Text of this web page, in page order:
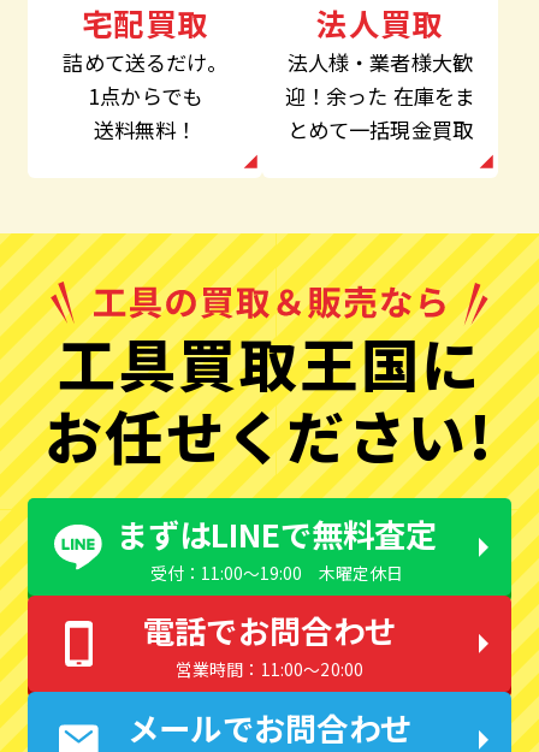
宅配買取
詰めて送るだけ。
1点からでも
送料無料！
法人買取
法人様・業者様大歓
迎！余った 在庫をま
とめて一括現金買取
工具買取王国に
お任せください!
まずはLINEで無料査定
受付：11:00〜19:00 木曜定休日
電話でお問合わせ
営業時間：11:00〜20:00
メールでお問合わせ